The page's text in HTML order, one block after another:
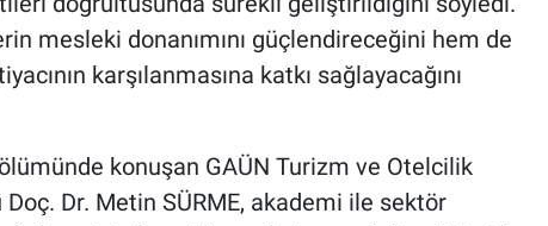
mesleki donanımını güçlendireceğini hem de
karşılanmasına katkı sağlayacağını
konuşan GAÜN Turizm ve Otelcilik
Dr. Metin SÜRME, akademi ile sektör